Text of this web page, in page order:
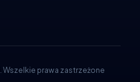
. Wszelkie prawa zastrzeżone